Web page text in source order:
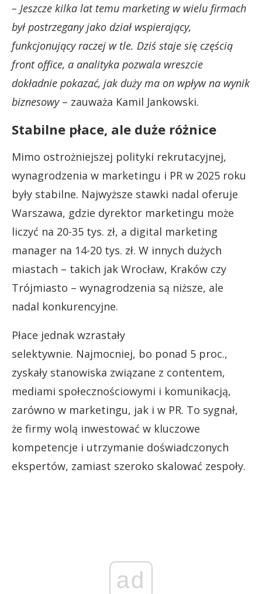
– Jeszcze kilka lat temu marketing w wielu firmach
był postrzegany jako dział wspierający,
funkcjonujący raczej w tle. Dziś staje się częścią
front office, a analityka pozwala wreszcie
dokładnie pokazać, jak duży ma on wpływ na wynik
biznesowy– zauważa Kamil Jankowski.
Stabilne płace, ale duże różnice
Mimo ostrożniejszej polityki rekrutacyjnej,
wynagrodzenia w marketingu i PR w 2025 roku
były stabilne. Najwyższe stawki nadal oferuje
Warszawa, gdzie dyrektor marketingu może
liczyć na 20-35 tys. zł, a digital marketing
manager na 14-20 tys. zł. W innych dużych
miastach – takich jak Wrocław, Kraków czy
Trójmiasto – wynagrodzenia są niższe, ale
nadal konkurencyjne.
Płace jednak wzrastały
selektywnie. Najmocniej, bo ponad 5 proc.,
zyskały stanowiska związane z contentem,
mediami społecznościowymi i komunikacją,
zarówno w marketingu, jak i w PR. To sygnał,
że firmy wolą inwestować w kluczowe
kompetencje i utrzymanie doświadczonych
ekspertów, zamiast szeroko skalować zespoły.
ad